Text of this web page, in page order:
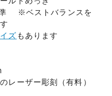
※ベストバランスを
ズ もあります
レーザー彫刻（有料）